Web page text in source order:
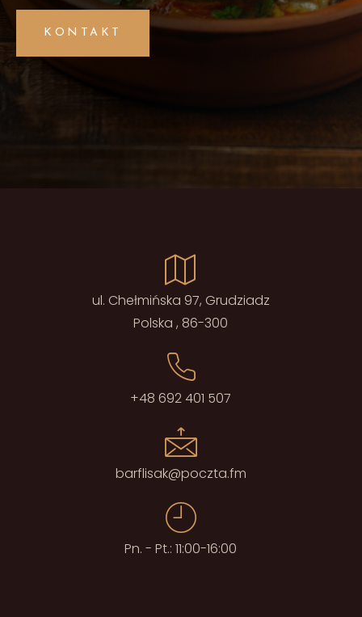
KONTAKT
ul. Chełmińska 97, Grudziadz
Polska , 86-300
+48 692 401 507
barflisak@poczta.fm
Pn. - Pt.: 11:00-16:00